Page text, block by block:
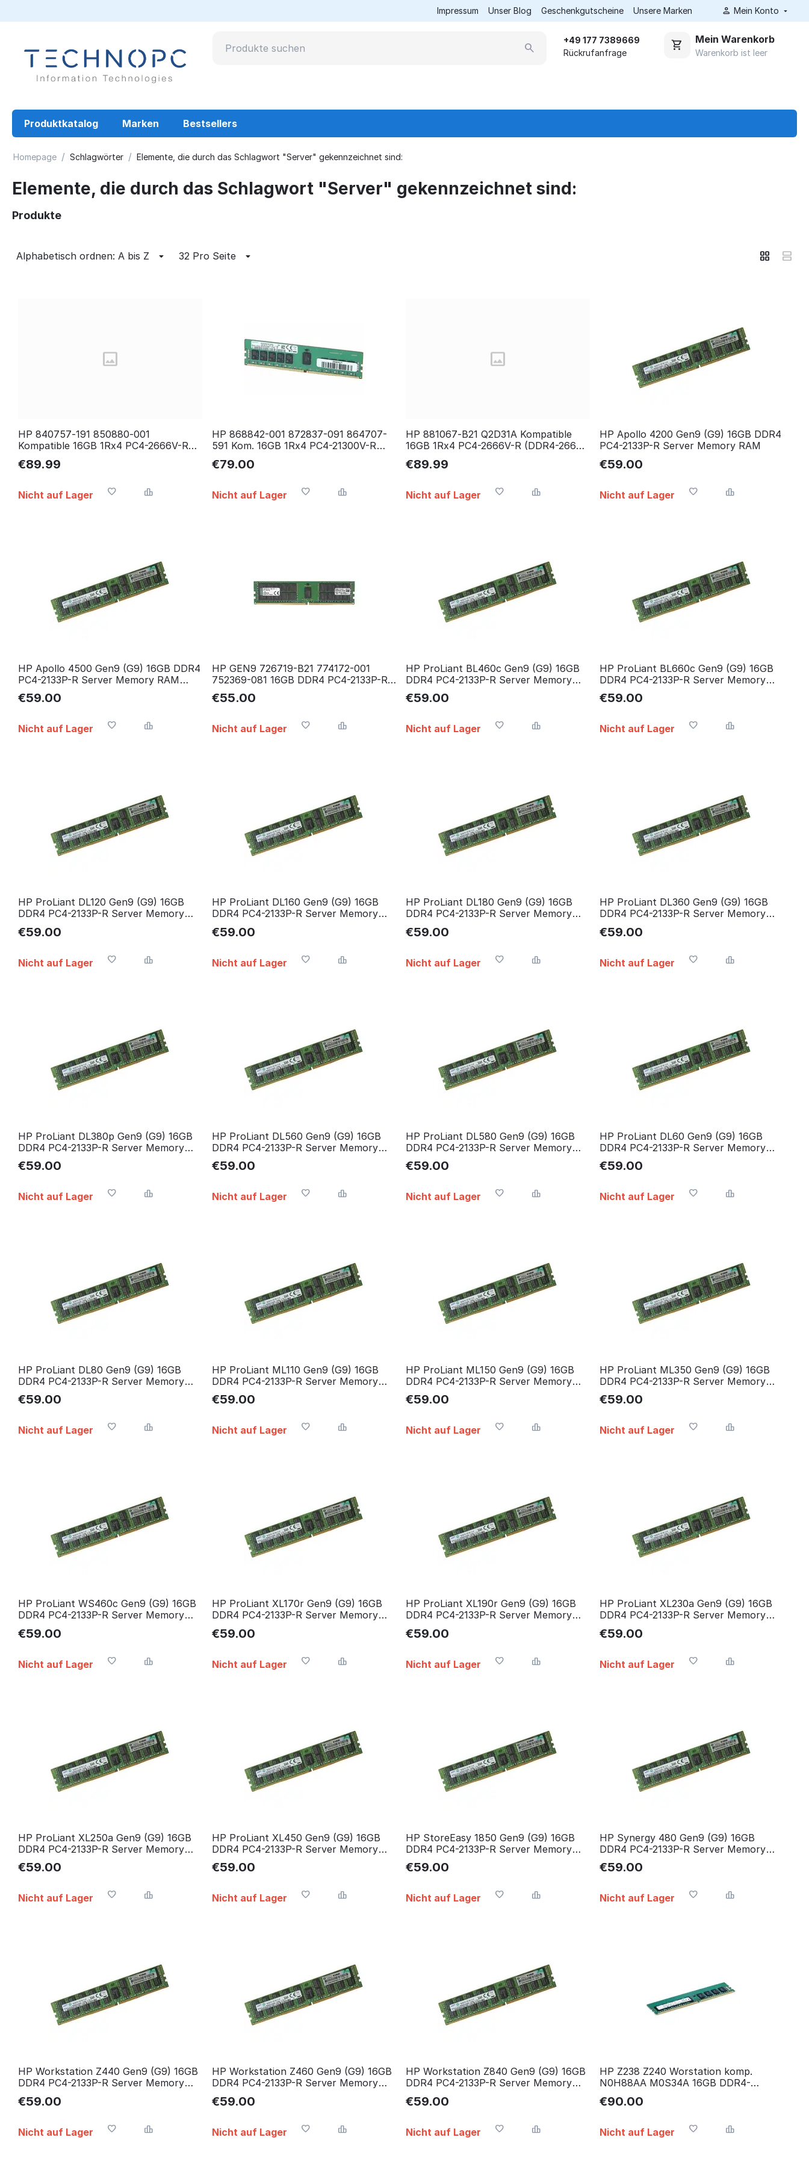
Impressum Unser Blog Geschenkgutscheine Unsere Marken Mein Konto
+49 177 7389669
Rückrufanfrage
Mein Warenkorb
Warenkorb ist leer
Produktkatalog Marken Bestsellers
Homepage / Schlagwörter / Elemente, die durch das Schlagwort "Server" gekennzeichnet sind:
Elemente, die durch das Schlagwort "Server" gekennzeichnet sind:
Produkte
Alphabetisch ordnen: A bis Z 32 Pro Seite
HP 840757‐191 850880‐001
Kompatible 16GB 1Rx4 PC4-2666V-R
(DDR4-2666) ECC RAM
€89.99
Nicht auf Lager
HP 868842-001 872837-091 864707-
591 Kom. 16GB 1Rx4 PC4-21300V-R
DDR4-2666 ECC RAM
€79.00
Nicht auf Lager
HP 881067‐B21 Q2D31A Kompatible
16GB 1Rx4 PC4-2666V-R (DDR4-2666)
ECC RAM
€89.99
Nicht auf Lager
HP Apollo 4200 Gen9 (G9) 16GB DDR4
PC4-2133P-R Server Memory RAM
€59.00
Nicht auf Lager
HP Apollo 4500 Gen9 (G9) 16GB DDR4
PC4-2133P-R Server Memory RAM
Arbeitsspeicher
€59.00
Nicht auf Lager
HP GEN9 726719-B21 774172-001
752369-081 16GB DDR4 PC4-2133P-R
Server Memory RAM
€55.00
Nicht auf Lager
HP ProLiant BL460c Gen9 (G9) 16GB
DDR4 PC4-2133P-R Server Memory
RAM Arbeitsspeicher
€59.00
Nicht auf Lager
HP ProLiant BL660c Gen9 (G9) 16GB
DDR4 PC4-2133P-R Server Memory
RAM Arbeitsspeicher
€59.00
Nicht auf Lager
HP ProLiant DL120 Gen9 (G9) 16GB
DDR4 PC4-2133P-R Server Memory
RAM Arbeitsspeicher
€59.00
Nicht auf Lager
HP ProLiant DL160 Gen9 (G9) 16GB
DDR4 PC4-2133P-R Server Memory
RAM Arbeitsspeicher
€59.00
Nicht auf Lager
HP ProLiant DL180 Gen9 (G9) 16GB
DDR4 PC4-2133P-R Server Memory
RAM Arbeitsspeicher
€59.00
Nicht auf Lager
HP ProLiant DL360 Gen9 (G9) 16GB
DDR4 PC4-2133P-R Server Memory
RAM Arbeitsspeicher
€59.00
Nicht auf Lager
HP ProLiant DL380p Gen9 (G9) 16GB
DDR4 PC4-2133P-R Server Memory
RAM Arbeitsspeicher
€59.00
Nicht auf Lager
HP ProLiant DL560 Gen9 (G9) 16GB
DDR4 PC4-2133P-R Server Memory
RAM Arbeitsspeicher
€59.00
Nicht auf Lager
HP ProLiant DL580 Gen9 (G9) 16GB
DDR4 PC4-2133P-R Server Memory
RAM Arbeitsspeicher
€59.00
Nicht auf Lager
HP ProLiant DL60 Gen9 (G9) 16GB
DDR4 PC4-2133P-R Server Memory
RAM Arbeitsspeicher
€59.00
Nicht auf Lager
HP ProLiant DL80 Gen9 (G9) 16GB
DDR4 PC4-2133P-R Server Memory
RAM Arbeitsspeicher
€59.00
Nicht auf Lager
HP ProLiant ML110 Gen9 (G9) 16GB
DDR4 PC4-2133P-R Server Memory
RAM Arbeitsspeicher
€59.00
Nicht auf Lager
HP ProLiant ML150 Gen9 (G9) 16GB
DDR4 PC4-2133P-R Server Memory
RAM Arbeitsspeicher
€59.00
Nicht auf Lager
HP ProLiant ML350 Gen9 (G9) 16GB
DDR4 PC4-2133P-R Server Memory
RAM Arbeitsspeicher
€59.00
Nicht auf Lager
HP ProLiant WS460c Gen9 (G9) 16GB
DDR4 PC4-2133P-R Server Memory
RAM Arbeitsspeicher
€59.00
Nicht auf Lager
HP ProLiant XL170r Gen9 (G9) 16GB
DDR4 PC4-2133P-R Server Memory
RAM Arbeitsspeicher
€59.00
Nicht auf Lager
HP ProLiant XL190r Gen9 (G9) 16GB
DDR4 PC4-2133P-R Server Memory
RAM Arbeitsspeicher
€59.00
Nicht auf Lager
HP ProLiant XL230a Gen9 (G9) 16GB
DDR4 PC4-2133P-R Server Memory
RAM
€59.00
Nicht auf Lager
HP ProLiant XL250a Gen9 (G9) 16GB
DDR4 PC4-2133P-R Server Memory
RAM
€59.00
Nicht auf Lager
HP ProLiant XL450 Gen9 (G9) 16GB
DDR4 PC4-2133P-R Server Memory
RAM Arbeitsspeicher
€59.00
Nicht auf Lager
HP StoreEasy 1850 Gen9 (G9) 16GB
DDR4 PC4-2133P-R Server Memory
RAM Arbeitsspeicher
€59.00
Nicht auf Lager
HP Synergy 480 Gen9 (G9) 16GB
DDR4 PC4-2133P-R Server Memory
RAM Arbeitsspeicher
€59.00
Nicht auf Lager
HP Workstation Z440 Gen9 (G9) 16GB
DDR4 PC4-2133P-R Server Memory
RAM Arbeitsspeicher
€59.00
Nicht auf Lager
HP Workstation Z460 Gen9 (G9) 16GB
DDR4 PC4-2133P-R Server Memory
RAM Arbeitsspeicher
€59.00
Nicht auf Lager
HP Workstation Z840 Gen9 (G9) 16GB
DDR4 PC4-2133P-R Server Memory
RAM Arbeitsspeicher
€59.00
Nicht auf Lager
HP Z238 Z240 Worstation komp.
N0H88AA M0S34A 16GB DDR4-
2133MHz UDIMM ECC RAM
€90.00
Nicht auf Lager